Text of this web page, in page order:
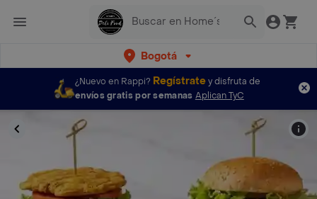
Bogotá
¿Nuevo en Rappi? Regístratey disfruta de
envíos gratis por semanas Aplican TyC